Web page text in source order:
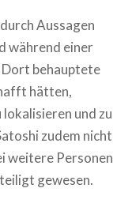
Aussagen
während einer
behauptete
hätten,
und zu
zudem nicht
weitere Personen
gewesen.